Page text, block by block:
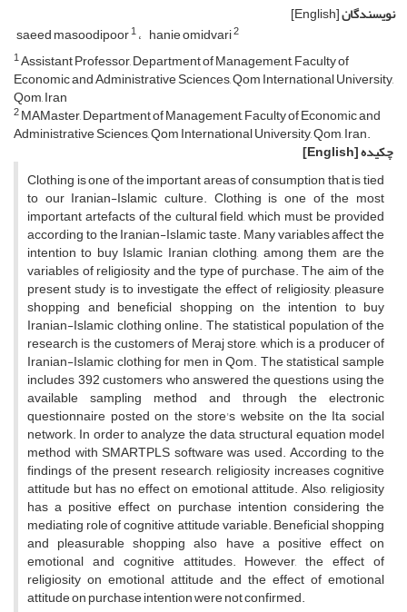
نویسندگان[English]
saeed masoodipoor1 hanie omidvari2
1Assistant Professor, Department of Management, Faculty of
Economic and Administrative Sciences, Qom International University,
Qom, Iran
2MAMaster, Department of Management, Faculty of Economic and
Administrative Sciences, Qom International University, Qom, Iran.
چکیده[English]
Clothing is one of the important areas of consumption that is tied
to our Iranian-Islamic culture. Clothing is one of the most
important artefacts of the cultural field, which must be provided
according to the Iranian-Islamic taste. Many variables affect the
intention to buy Islamic Iranian clothing, among them are the
variables of religiosity and the type of purchase. The aim of the
present study is to investigate the effect of religiosity, pleasure
shopping and beneficial shopping on the intention to buy
Iranian-Islamic clothing online. The statistical population of the
research is the customers of Meraj store, which is a producer of
Iranian-Islamic clothing for men in Qom. The statistical sample
includes 392 customers who answered the questions using the
available sampling method and through the electronic
questionnaire posted on the store's website on the Ita social
network. In order to analyze the data, structural equation model
method with SMARTPLS software was used. According to the
findings of the present research, religiosity increases cognitive
attitude but has no effect on emotional attitude. Also, religiosity
has a positive effect on purchase intention considering the
mediating role of cognitive attitude variable. Beneficial shopping
and pleasurable shopping also have a positive effect on
emotional and cognitive attitudes. However, the effect of
religiosity on emotional attitude and the effect of emotional
attitude on purchase intention were not confirmed.